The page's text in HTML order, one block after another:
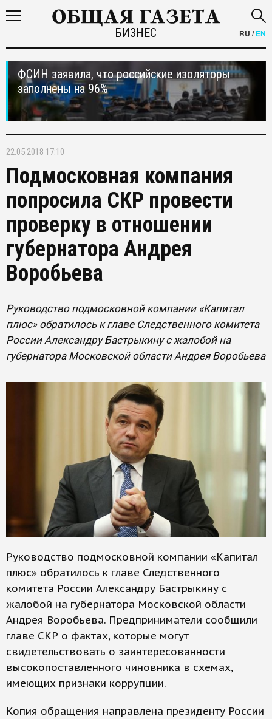
БИЗНЕС RU /EN
ФСИН заявила, что российские изоляторы
заполнены на 96%
22.05.2018 17:10
Подмосковная компания
попросила СКР провести
проверку в отношении
губернатора Андрея
Воробьева
Руководство подмосковной компании «Капитал
плюс» обратилось к главе Следственного комитета
России Александру Бастрыкину с жалобой на
губернатора Московской области Андрея Воробьева
Руководство подмосковной компании «Капитал
плюс» обратилось к главе Следственного
комитета России Александру Бастрыкину с
жалобой на губернатора Московской области
Андрея Воробьева. Предприниматели сообщили
главе СКР о фактах, которые могут
свидетельствовать о заинтересованности
высокопоставленного чиновника в схемах,
имеющих признаки коррупции.
Копия обращения направлена президенту России